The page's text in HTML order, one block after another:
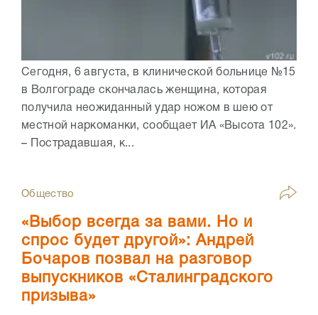
Сегодня, 6 августа, в клинической больнице №15
в Волгограде скончалась женщина, которая
получила неожиданный удар ножом в шею от
местной наркоманки, сообщает ИА «Высота 102».
– Пострадавшая, к...
Общество
«Выбор всегда за вами. Но и
спрос будет другой»: Андрей
Бочаров позвал на разговор
выпускников «Сталинградского
призыва»